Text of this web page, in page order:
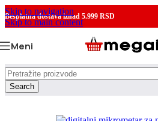
Skip to navigation
Skip to main content
Besplatna dostavaiznad 5.999 RSD
Meni
Search